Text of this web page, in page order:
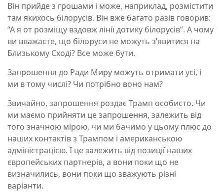
Він прийде з грошами і може, наприклад, розмістити
там якихось білорусів. Він вже багато разів говорив:
“А я от розміщу вздовж лінії дотику білорусів”. А чому
ви вважаєте, що білоруси не можуть з’явитися на
Близькому Сході? Все може бути.
Запрошення до Ради Миру можуть отримати усі, і
ми в тому числі? Чи потрібно воно нам?
Звичайно, запрошення роздає Трамп особисто. Чи
ми маємо прийняти це запрошення, залежить від
того значною мірою, чи ми бачимо у цьому плюс до
наших контактів з Трампом і американською
адміністрацією. І це залежить від позиції наших
європейських партнерів, а вони поки що не
визначились, вони поки що зважують різні
варіанти.